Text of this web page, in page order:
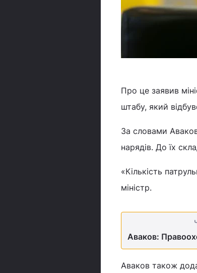
Про це заявив
штабу, який
За словами
нарядів. До їх
«Кількість
міністр.
Аваков:
Аваков також